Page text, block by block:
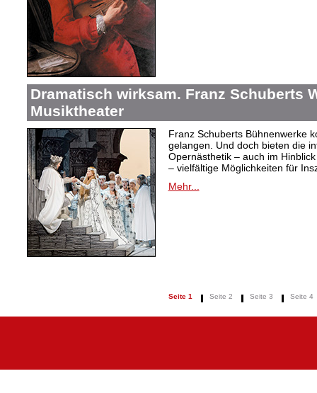
Dramatisch wirksam. Franz Schuberts
Musiktheater
Franz Schuberts Bühnenwerke
gelangen. Und doch bieten die
Opernästhetik – auch im
– vielfältige Möglichkeiten für
Mehr...
Seite 1 Seite 2 Seite 3 Seite 4